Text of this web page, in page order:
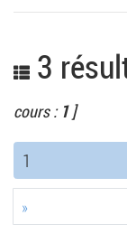
3
cours : 1]
1
»